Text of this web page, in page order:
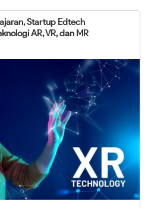
Startup Edtech
AR, VR, dan MR